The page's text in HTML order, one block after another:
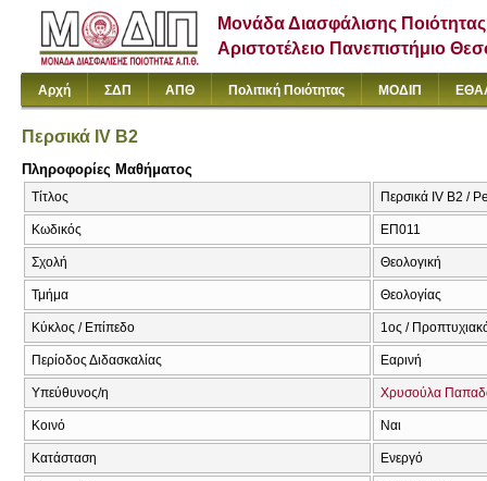
Μονάδα Διασφάλισης Ποιότητας
Αριστοτέλειο Πανεπιστήμιο
Αρχή ΣΔΠ ΑΠΘ Πολιτική Ποιότητας ΜΟΔΙΠ
Περσικά ΙV Β2
Πληροφορίες Μαθήματος
Τίτλος Περσικά ΙV Β2 /
Κωδικός ΕΠ011
Σχολή Θεολογική
Τμήμα Θεολογίας
Κύκλος / Επίπεδο 1ος /
Περίοδος Διδασκαλίας Εαρινή
Υπεύθυνος/η Χρυσούλα
Κοινό Ναι
Κατάσταση Ενεργό